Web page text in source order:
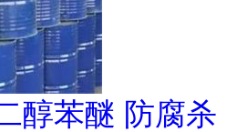
醇苯醚 防腐杀